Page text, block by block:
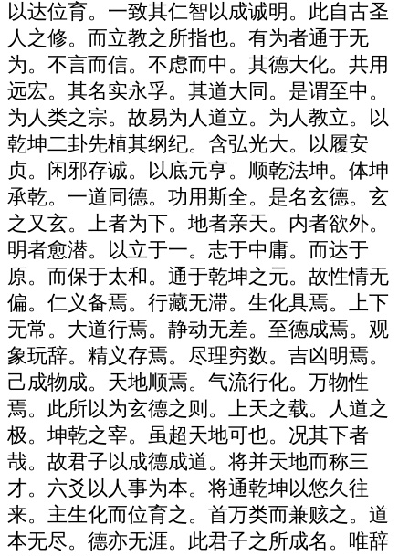
以达位育。一致其仁智以成诚明。此自古圣
人之修。而立教之所指也。有为者通于无
为。不言而信。不虑而中。其德大化。共用
远宏。其名实永孚。其道大同。是谓至中。
为人类之宗。故易为人道立。为人教立。以
乾坤二卦先植其纲纪。含弘光大。以履安
贞。闲邪存诚。以底元亨。顺乾法坤。体坤
承乾。一道同德。功用斯全。是名玄德。玄
之又玄。上者为下。地者亲天。内者欲外。
明者愈潜。以立于一。志于中庸。而达于
原。而保于太和。通于乾坤之元。故性情无
偏。仁义备焉。行藏无滞。生化具焉。上下
无常。大道行焉。静动无差。至德成焉。观
象玩辞。精义存焉。尽理穷数。吉凶明焉。
己成物成。天地顺焉。气流行化。万物性
焉。此所以为玄德之则。上天之载。人道之
极。坤乾之宰。虽超天地可也。况其下者
哉。故君子以成德成道。将并天地而称三
才。六爻以人事为本。将通乾坤以悠久往
来。主生化而位育之。首万类而兼赅之。道
本无尽。德亦无涯。此君子之所成名。唯辞